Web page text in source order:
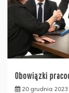
Obowiązki
20 grudnia 2023